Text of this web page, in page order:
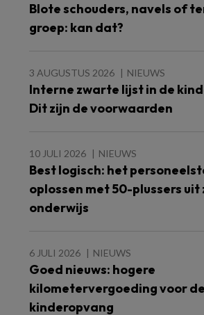
Blote schouders, navels of
groep: kan dat?
3 AUGUSTUS 2026 NIEUWS
Interne zwarte lijst in de
Dit zijn de voorwaarden
10 JULI 2026 NIEUWS
Best logisch: het
oplossen met 50-plussers uit
onderwijs
6 JULI 2026 NIEUWS
Goed nieuws: hogere
kilometervergoeding voor
kinderopvang